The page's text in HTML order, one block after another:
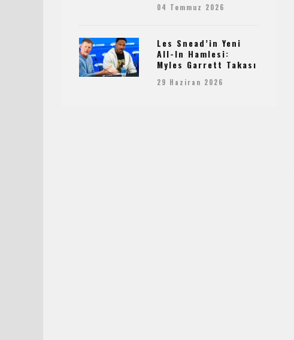
04 Temmuz 2026
Les Snead’in Yeni
All-In Hamlesi:
Myles Garrett Takası
29 Haziran 2026